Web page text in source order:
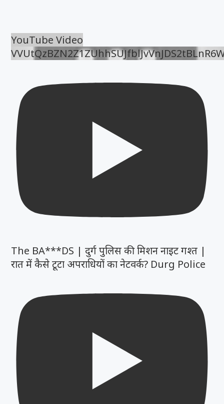
YouTube Video
The BA***DS | दुर्ग पुलिस की मिशन नाइट गश्त |
रात में कैसे टूटा अपराधियों का नेटवर्क? Durg Police